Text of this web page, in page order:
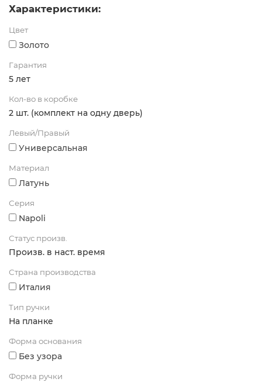
Характеристики:
Цвет
Золото
Гарантия
5 лет
Кол-во в коробке
2 шт. (комплект на одну дверь)
Левый/Правый
Универсальная
Материал
Латунь
Серия
Napoli
Статус произв.
Произв. в наст. время
Страна производства
Италия
Тип ручки
На планке
Форма основания
Без узора
Форма ручки